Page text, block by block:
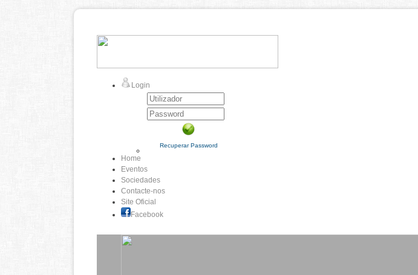
Login
Recuperar Password
Home
Eventos
Sociedades
Contacte-nos
Site Oficial
Facebook